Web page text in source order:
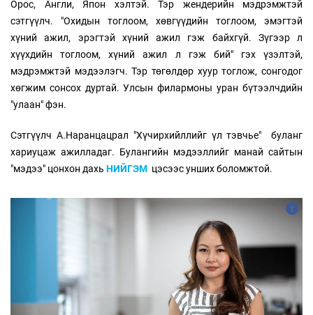
Орос, Англи, Япон хэлтэй. Тэр жендерийн мэдрэмжтэй
сэтгүүлч. "Охидын тоглоом, хөвгүүдийн тоглоом, эмэгтэй
хүний ажил, эрэгтэй хүний ажил гэж байхгүй. Зүгээр л
хүүхдийн тоглоом, хүний ажил л гэж бий" гэх үзэлтэй,
мэдрэмжтэй мэдээлэгч. Тэр төгөлдөр хуур тоглож, сонгодог
хөгжим сонсох дуртай. Улсын филармоны уран бүтээлчдийн
"улаан" фэн.
Сэтгүүлч А.Наранцацрал "Хүчирхийллийг үл тэвчье" буланг
хариуцаж ажилладаг. Булангийн мэдээллийг манай сайтын
"мэдээ" цонхон дахь НИЙГЭМ цэсээс унших боломжтой.